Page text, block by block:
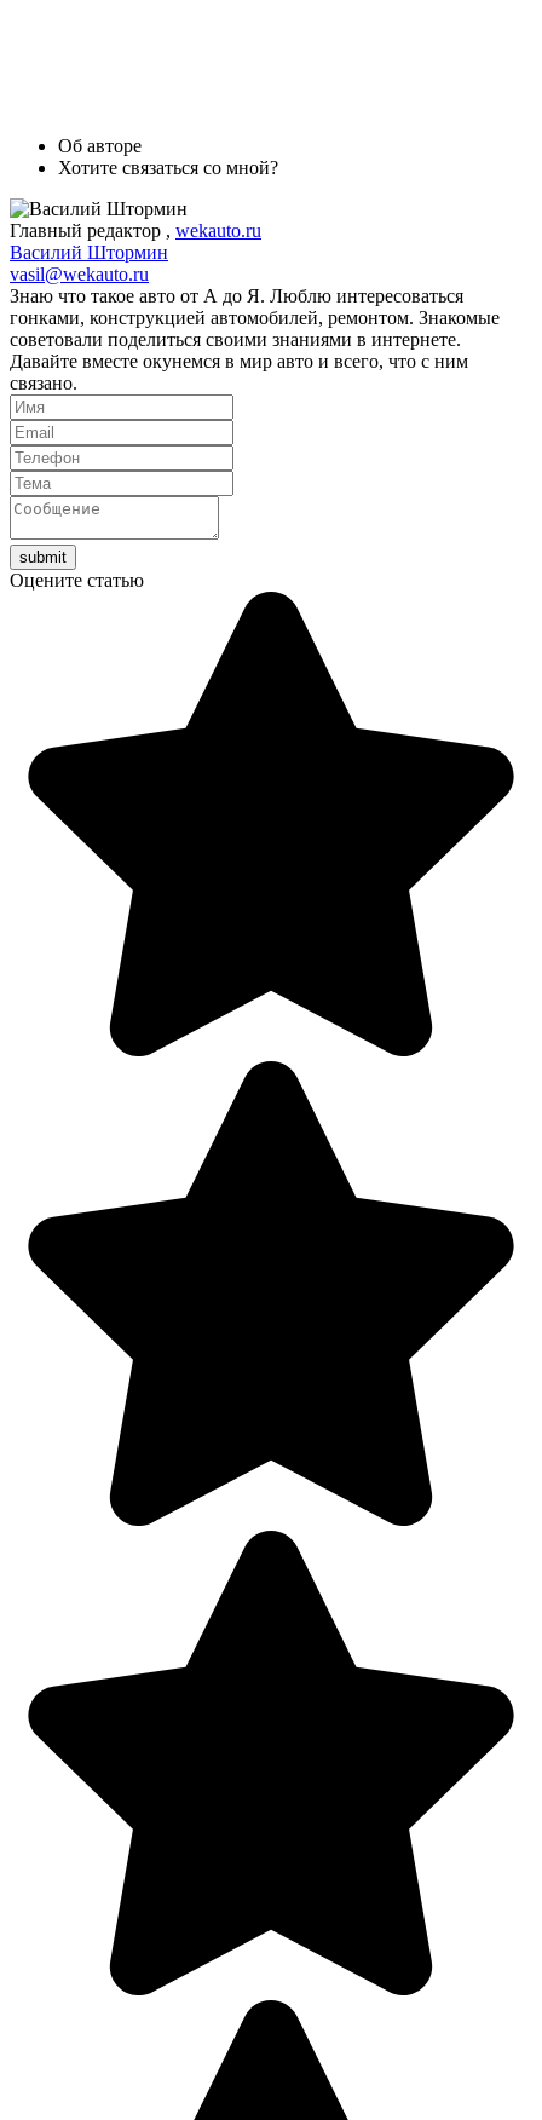
Об авторе
Хотите связаться со мной?
Главный редактор , wekauto.ru
Василий Штормин
vasil@wekauto.ru
Знаю что такое авто от А до Я. Люблю интересоваться
гонками, конструкцией автомобилей, ремонтом. Знакомые
советовали поделиться своими знаниями в интернете.
Давайте вместе окунемся в мир авто и всего, что с ним
связано.
Оцените статью